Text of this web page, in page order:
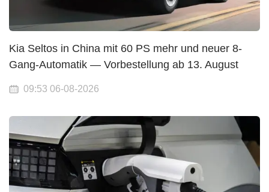
Kia Seltos in China mit 60 PS mehr und neuer 8-
Gang-Automatik — Vorbestellung ab 13. August
09:53 06-08-2026